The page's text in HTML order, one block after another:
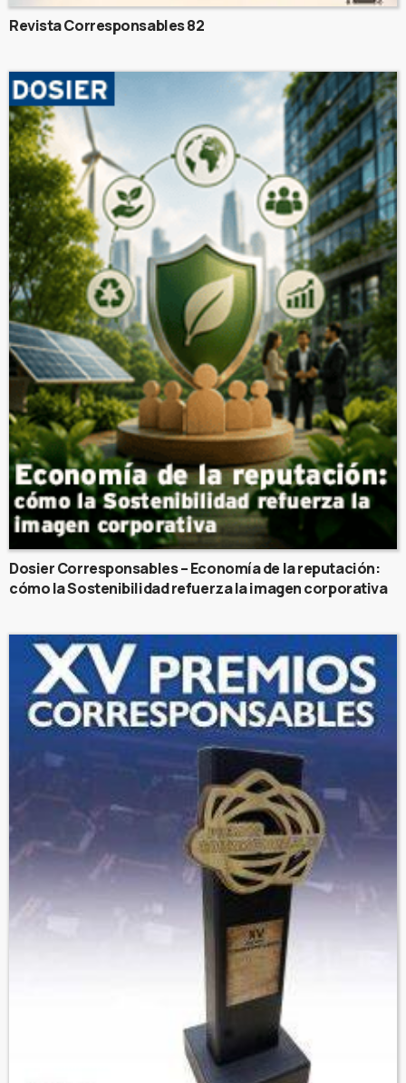
Revista Corresponsables 82
Dosier Corresponsables – Economía de la reputación:
cómo la Sostenibilidad refuerza la imagen corporativa